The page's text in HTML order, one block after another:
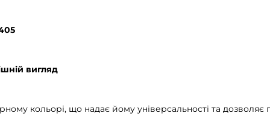
вигляд
кольорі, що надає йому універсальності та